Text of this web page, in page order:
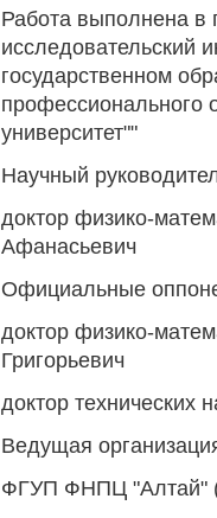
Работа выполнена в
исследовательский
государственном
профессионального
университет""
Научный
доктор физико-
Афанасьевич
Официальные
доктор физико-
Григорьевич
доктор технических
Ведущая
ФГУП ФНПЦ "Алтай"